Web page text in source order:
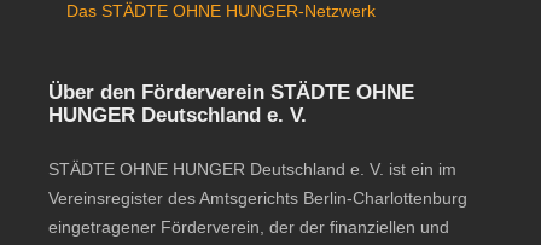
Das STÄDTE OHNE HUNGER-Netzwerk
Über den Förderverein STÄDTE OHNE
HUNGER Deutschland e. V.
STÄDTE OHNE HUNGER Deutschland e. V. ist ein im
Vereinsregister des Amtsgerichts Berlin-Charlottenburg
eingetragener Förderverein, der der finanziellen und